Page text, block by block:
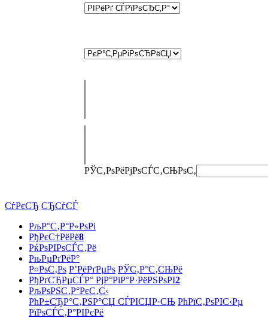
РЎС‚РѕРёРјРѕСЃС‚СЊРѕС‚
СѓРєСЂ СЂСѓСЃ
РљР°С‚Р°Р»РѕРі
РђРєС†РёРё8
РќРѕРІРѕСЃС‚Рё
РњРµРґРёР°
Р¤РѕС‚Рѕ Р’РёРґРµРѕ РЎС‚Р°С‚СЊРё
РђРґСЂРµСЃР° РјР°РіР°Р·РёРЅРѕРІ2
РљРѕРЅС‚Р°РєС‚С‹
РћР±СЂР°С‚РЅР°СЏ СЃРІСЏР·СЊ РћРїС‚РѕРІС‹Рµ
РїРѕСЃС‚Р°РІРєРё